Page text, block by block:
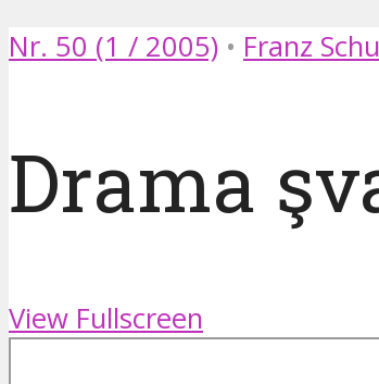
Nr. 50 (1 / 2005) • Franz
Drama
View Fullscreen